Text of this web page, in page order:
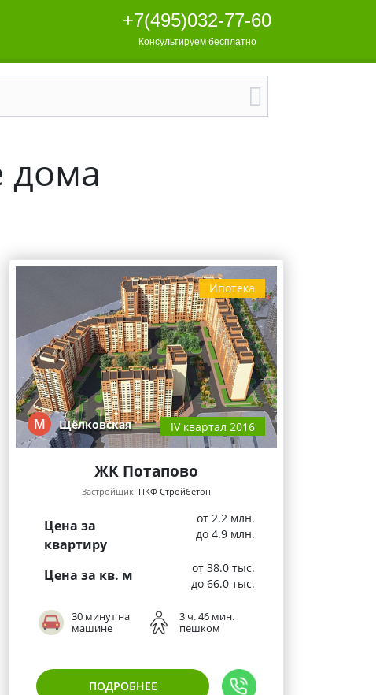
+7(495)032-77-60
Консультируем бесплатно
дома
Ипотека
М Щёлковская IV квартал 2016
ЖК Потапово
Застройщик: ПКФ Стройбетон
Цена за
квартиру
от 2.2 млн.
до 4.9 млн.
Цена за кв. м
от 38.0 тыс.
до 66.0 тыс.
30 минут на
машине
3 ч. 46 мин.
пешком
ПОДРОБНЕЕ